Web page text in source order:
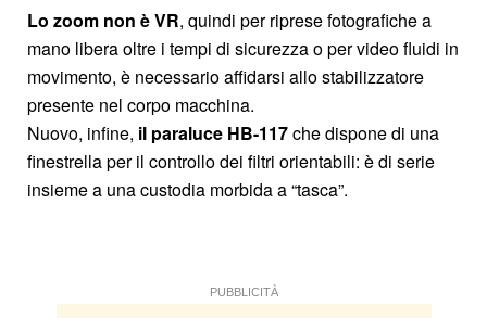
Lo zoom non è VR, quindi per riprese fotografiche a
mano libera oltre i tempi di sicurezza o per video fluidi in
movimento, è necessario affidarsi allo stabilizzatore
presente nel corpo macchina.
Nuovo, infine, il paraluce HB-117che dispone di una
finestrella per il controllo dei filtri orientabili: è di serie
insieme a una custodia morbida a “tasca”.
PUBBLICITÀ